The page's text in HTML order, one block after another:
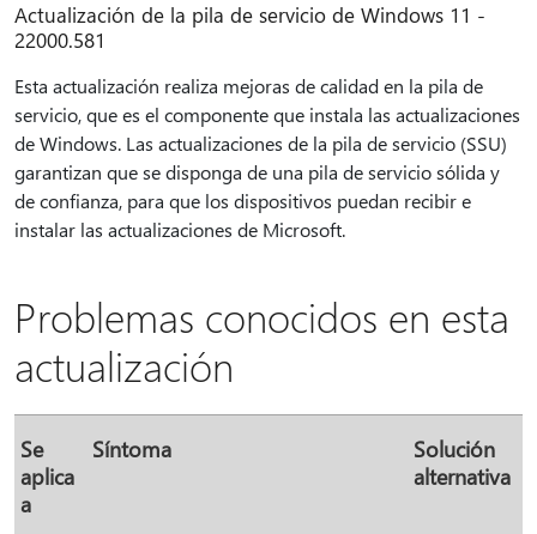
Actualización de la pila de servicio de Windows 11 -
22000.581
Esta actualización realiza mejoras de calidad en la pila de
servicio, que es el componente que instala las actualizaciones
de Windows. Las actualizaciones de la pila de servicio (SSU)
garantizan que se disponga de una pila de servicio sólida y
de confianza, para que los dispositivos puedan recibir e
instalar las actualizaciones de Microsoft.
Problemas conocidos en esta
actualización
Se
aplica
a
Síntoma
Solución
alternativa